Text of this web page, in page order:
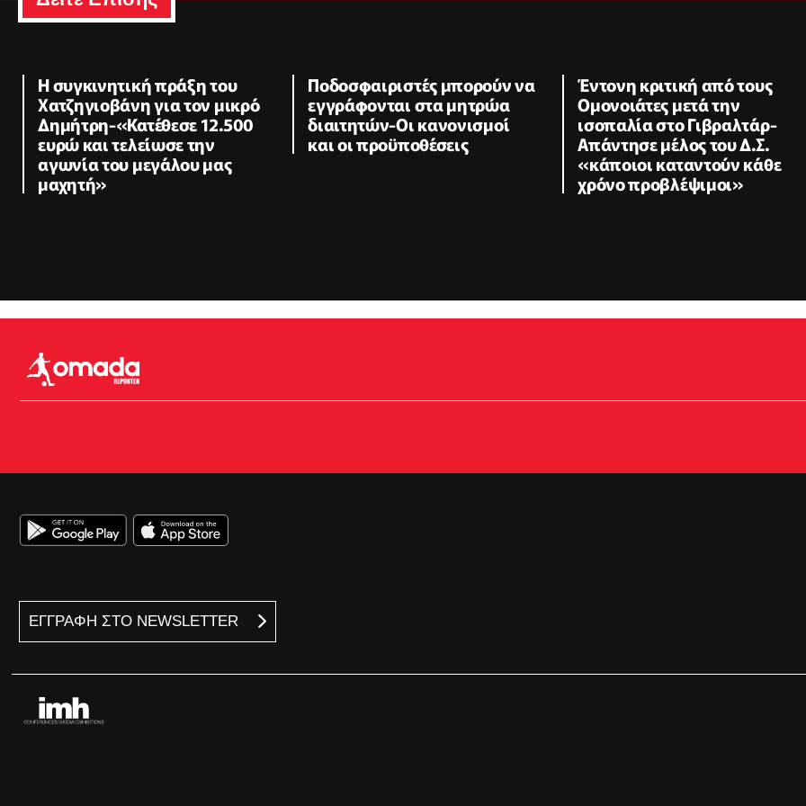
Η συγκινητική πράξη του
Χατζηγιοβάνη για τον μικρό
Δημήτρη-«Κατέθεσε 12.500
ευρώ και τελείωσε την
αγωνία του μεγάλου μας
μαχητή»
Ποδοσφαιριστές μπορούν να
εγγράφονται στα μητρώα
διαιτητών-Οι κανονισμοί
και οι προϋποθέσεις
Έντονη κριτική από τους
Ομονοιάτες μετά την
ισοπαλία στο Γιβραλτάρ-
Απάντησε μέλος του Δ.Σ.
«κάποιοι καταντούν κάθε
χρόνο προβλέψιμοι»
ΕΓΓΡΑΦΗ ΣΤΟ NEWSLETTER